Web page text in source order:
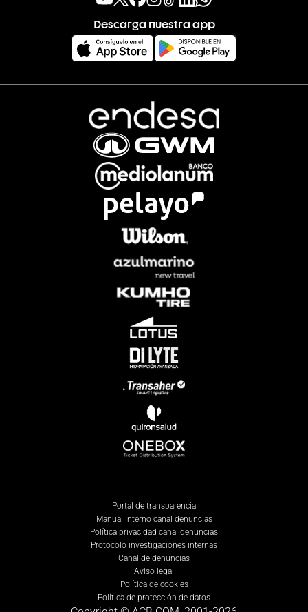
Descarga nuestra app
Portal de transparencia
Manual interno canal denuncias
Política privacidad canal denuncias
Protocolo investigaciones internas
Canal de denuncias
Aviso legal
Política de cookies
Política de protección de datos